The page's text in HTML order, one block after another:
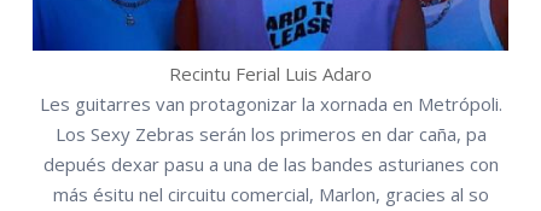
Recintu Ferial Luis Adaro
Les guitarres van protagonizar la xornada en Metrópoli.
Los Sexy Zebras serán los primeros en dar caña, pa
depués dexar pasu a una de las bandes asturianes con
más ésitu nel circuitu comercial, Marlon, gracies al so